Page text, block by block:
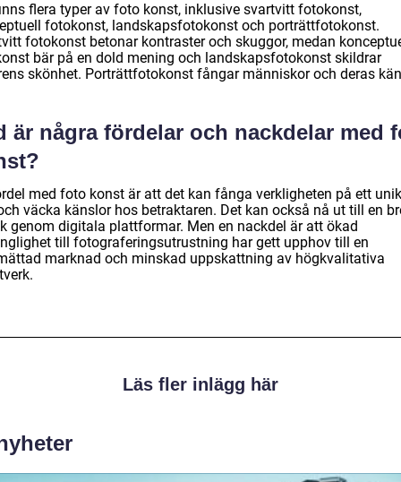
flera typer av foto konst, inklusive svartvitt fotokonst,
fotokonst, landskapsfotokonst och porträttfotokonst.
fotokonst betonar kontraster och skuggor, medan
bär på en dold mening och landskapsfotokonst skildrar
skönhet. Porträttfotokonst fångar människor och deras
är några fördelar och nackdelar med
med foto konst är att det kan fånga verkligheten på ett
väcka känslor hos betraktaren. Det kan också nå ut till en
genom digitala plattformar. Men en nackdel är att ökad
till fotograferingsutrustning har gett upphov till en
marknad och minskad uppskattning av högkvalitativa
Läs fler inlägg här